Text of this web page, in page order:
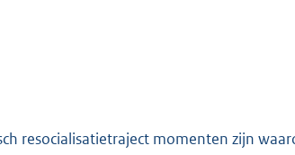
resocialisatietraject momenten zijn